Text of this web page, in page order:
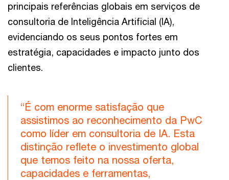
principais referências globais em serviços de
consultoria de Inteligência Artificial (IA),
evidenciando os seus pontos fortes em
estratégia, capacidades e impacto junto dos
clientes.
“É com enorme satisfação que
assistimos ao reconhecimento da PwC
como líder em consultoria de IA. Esta
distinção reflete o investimento global
que temos feito na nossa oferta,
capacidades e ferramentas,